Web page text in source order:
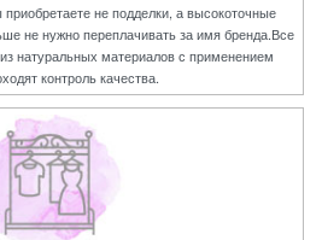
не подделки, а высокоточные
не нужно переплачивать за имя бренда.Все
натуральных материалов с применением
контроль качества.